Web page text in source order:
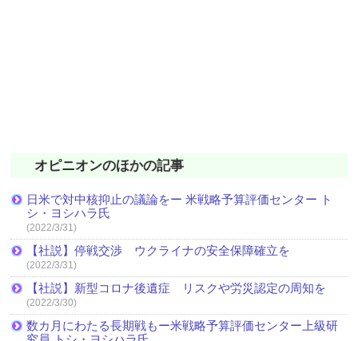
オピニオンのほかの記事
日米で対中核抑止の議論をー 米戦略予算評価センター ト
シ・ヨシハラ氏
(2022/3/31)
【社説】停戦交渉 ウクライナの安全保障確立を
(2022/3/31)
【社説】新型コロナ後遺症 リスクや労災認定の周知を
(2022/3/30)
数カ月にわたる長期戦もー米戦略予算評価センター上級研